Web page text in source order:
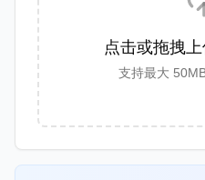
点击或拖拽
支持最大